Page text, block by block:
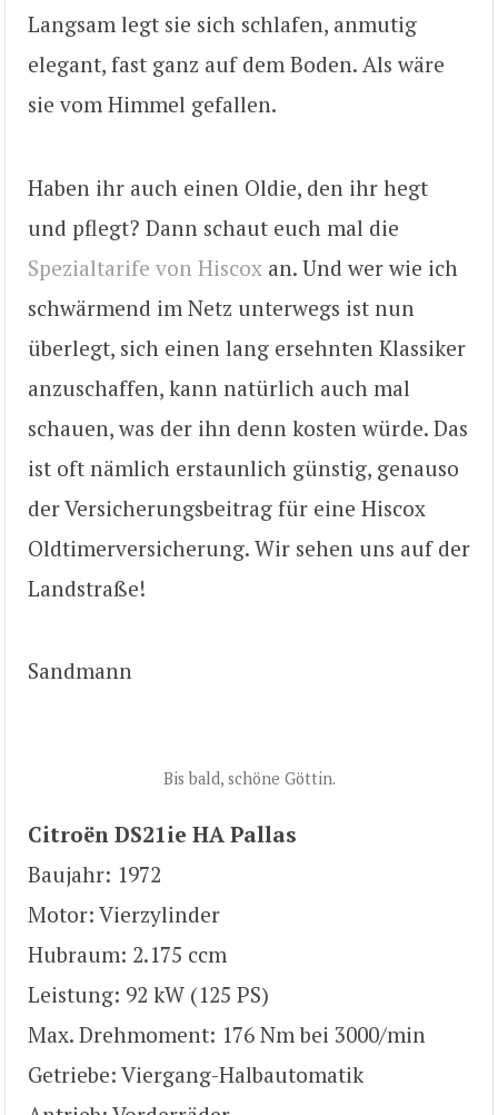
Langsam legt sie sich schlafen, anmutig
elegant, fast ganz auf dem Boden. Als wäre
sie vom Himmel gefallen.
Haben ihr auch einen Oldie, den ihr hegt
und pflegt? Dann schaut euch mal die
Spezialtarife von Hiscox an. Und wer wie ich
schwärmend im Netz unterwegs ist nun
überlegt, sich einen lang ersehnten Klassiker
anzuschaffen, kann natürlich auch mal
schauen, was der ihn denn kosten würde. Das
ist oft nämlich erstaunlich günstig, genauso
der Versicherungsbeitrag für eine Hiscox
Oldtimerversicherung. Wir sehen uns auf der
Landstraße!
Sandmann
Bis bald, schöne Göttin.
Citroën DS21ie HA Pallas
Baujahr: 1972
Motor: Vierzylinder
Hubraum: 2.175 ccm
Leistung: 92 kW (125 PS)
Max. Drehmoment: 176 Nm bei 3000/min
Getriebe: Viergang-Halbautomatik